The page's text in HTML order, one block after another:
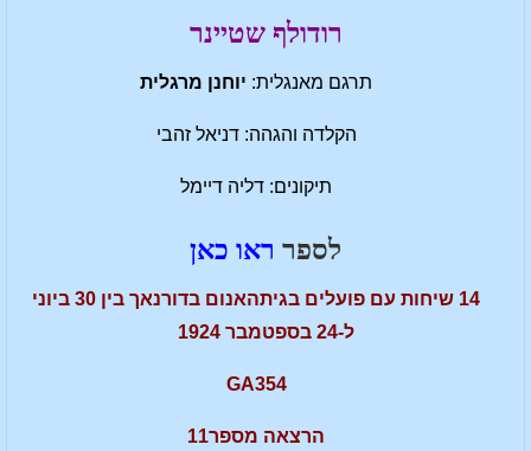
רודולף שטיינר
תרגם מאנגלית: יוחנן מרגלית
הקלדה והגהה: דניאל זהבי
תיקונים: דליה דיימל
לספר ראו כאן
14 שיחות עם פועלים בגיתהאנום בדורנאך בין 30 ביוני
ל-24 בספטמבר 1924
GA354
הרצאה מספר11